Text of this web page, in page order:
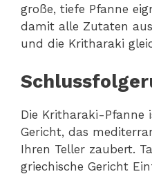
große, tiefe Pfanne
damit alle Zutaten
und die Kritharaki
Die Kritharaki-Pfanne
Gericht, das
Ihren Teller zaubert.
griechische Gericht